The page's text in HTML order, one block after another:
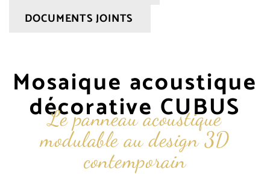
DOCUMENTS JOINTS
Mosaique acoustique
décorative CUBUS
Le panneau acoustique
modulable au design 3D
contemporain